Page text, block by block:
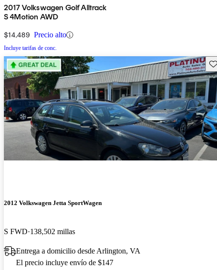
2017 Volkswagen Golf Alltrack
S 4Motion AWD
$14,489 Precio alto
Incluye tarifas de conc.
2012 Volkswagen Jetta SportWagen
S FWD 138,502 millas
Entrega a domicilio desde Arlington, VA
El precio incluye envío de $147